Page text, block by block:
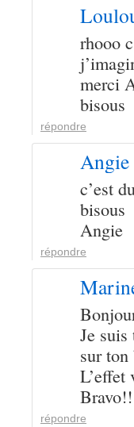
rhooo
merci
bisous
répondre
Angie
c’est
bisous
Angie
répondre
Je suis
sur
L’effet
Bravo!!
répondre